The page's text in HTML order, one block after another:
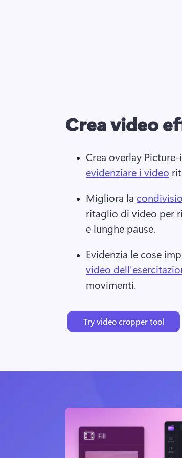
Crea video
Crea overlay
evidenziare i video
Migliora la
ritaglio di video per
e lunghe pause.
Evidenzia le cose
video
movimenti.
Try video cropper tool